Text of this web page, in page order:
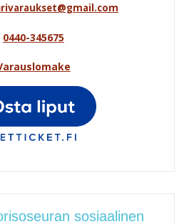
0440-345675
sosiaalinen